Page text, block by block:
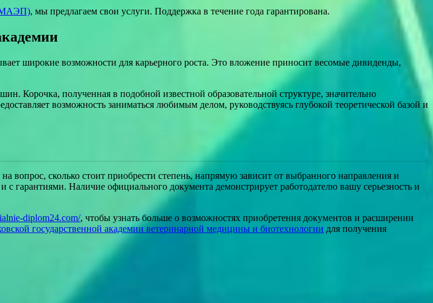
(МАЭП), мы предлагаем свои услуги. Поддержка в течение года гарантирована.
широкие возможности для карьерного роста. Это вложение приносит весомые дивиденды,
Корочка, полученная в подобной известной образовательной структуре, значительно
возможность заниматься любимым делом, руководствуясь глубокой теоретической базой и
вопрос, сколько стоит приобрести степень, напрямую зависит от выбранного направления и
с гарантиями. Наличие официального документа демонстрирует работодателю вашу серьезность и
diplom24.com/, чтобы узнать больше о возможностях приобретения документов и расширении
государственной академии ветеринарной медицины и биотехнологии для получения